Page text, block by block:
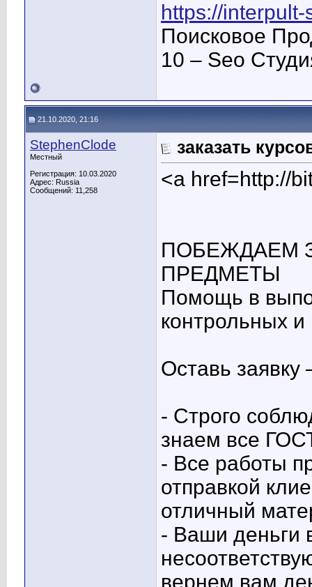
https://
Поисковое
10 – Seo
21.10.2020, 21:16
StephenClode
Местный
Регистрация: 10.03.2020
Адрес: Russia
Сообщений: 11,258
заказать
<a href=http://
ПОБЕЖДАЕМ
ПРЕДМЕТЫ
Помощь в
контрольных и
Оставь
- Строго
знаем все
- Все работы
отправкой
отличный
- Ваши деньги
вернем вам